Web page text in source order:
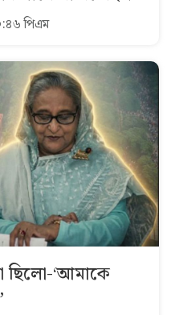
পিএম
ছিলো-‘আমাকে